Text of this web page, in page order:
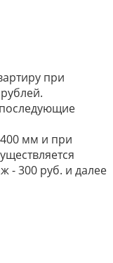
при
мм и при
- 300 руб. и далее